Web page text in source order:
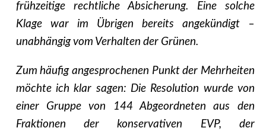
frühzeitige rechtliche Absicherung. Eine solche
Klage war im Übrigen bereits angekündigt –
unabhängig vom Verhalten der Grünen.
Zum häufig angesprochenen Punkt der Mehrheiten
möchte ich klar sagen: Die Resolution wurde von
einer Gruppe von 144 Abgeordneten aus den
Fraktionen der konservativen EVP, der